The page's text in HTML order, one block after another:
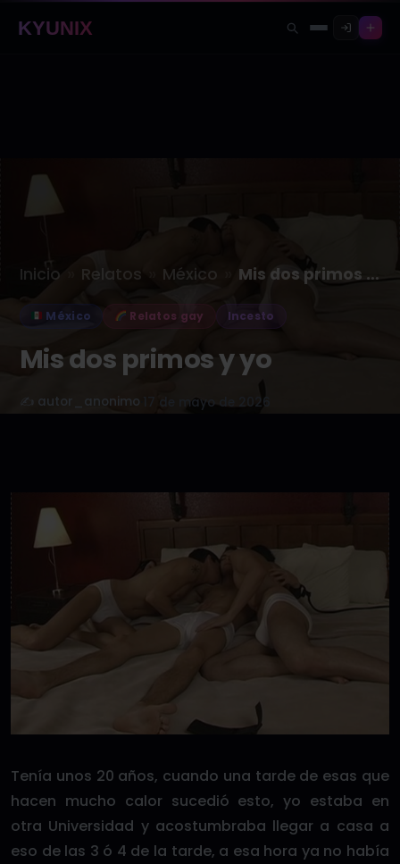
KYUNIX
Inicio Relatos México Mis dos primos y yo
México Relatos gay Incesto
Mis dos primos y yo
✍️ autor_anonimo 17 de mayo de 2026
Tenía unos 20 años, cuando una tarde de esas que
hacen mucho calor sucedió esto, yo estaba en
otra Universidad y acostumbraba llegar a casa a
eso de las 3 ó 4 de la tarde, a esa hora ya no había